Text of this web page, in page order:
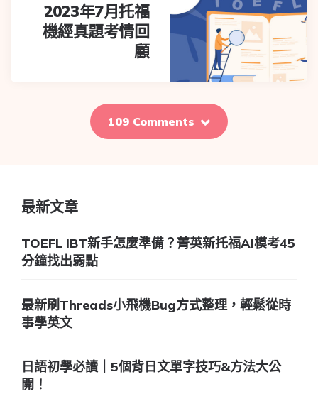
2023年7月托福
機經真題考情回
顧
109 Comments
最新文章
TOEFL IBT新手怎麼準備？菁英新托福AI模考45
分鐘找出弱點
最新刷Threads小飛機Bug方式整理，輕鬆從時
事學英文
日語初學必讀｜5個背日文單字技巧&方法大公
開！